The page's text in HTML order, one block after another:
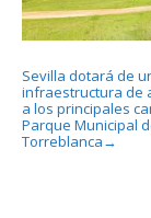
Sevilla dotará de
infraestructura de
a los principales
Parque Municipal
Torreblanca →